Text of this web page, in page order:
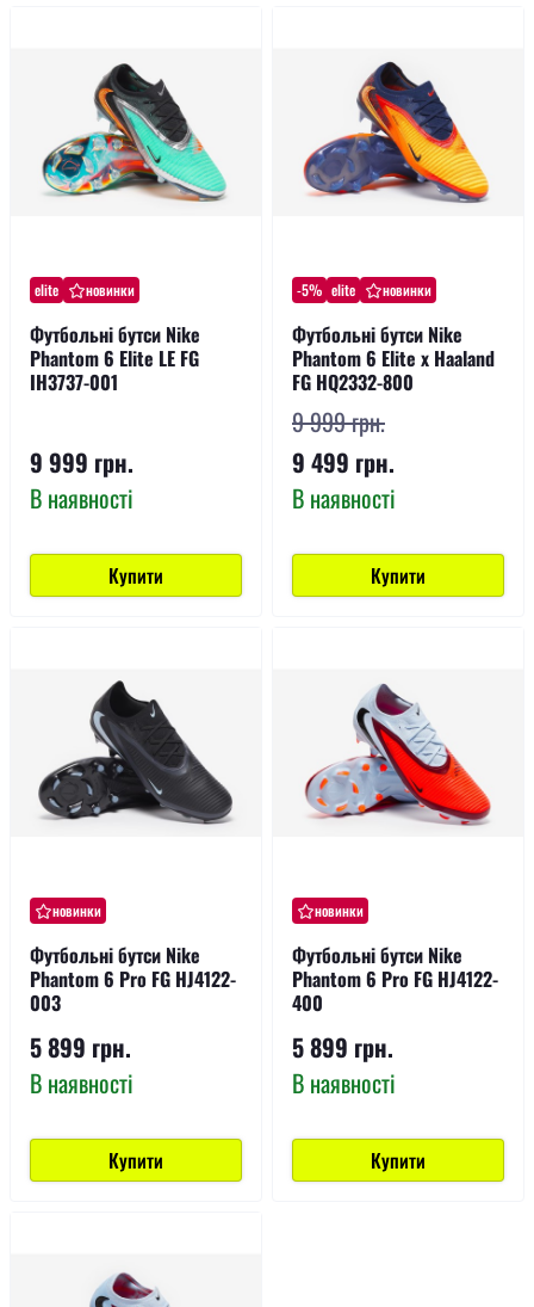
elite новинки
Футбольні бутси Nike
Phantom 6 Elite LE FG
IH3737-001
9 999 грн.
В наявності
Купити
-5% elite новинки
Футбольні бутси Nike
Phantom 6 Elite x Haaland
FG HQ2332-800
9 999 грн.
9 499 грн.
В наявності
Купити
новинки
Футбольні бутси Nike
Phantom 6 Pro FG HJ4122-
003
5 899 грн.
В наявності
Купити
новинки
Футбольні бутси Nike
Phantom 6 Pro FG HJ4122-
400
5 899 грн.
В наявності
Купити